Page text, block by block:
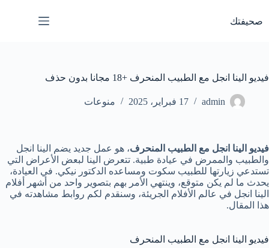
المحتوى
صحيفتك
فيديو الينا انجل مع الطبيب المنحرف +18 مجانا بدون حذف
admin 17 فبراير، 2025 منوعات
فيديو الينا انجل مع الطبيب المنحرف، هو عمل جديد يضم الينا انجل
والطبيب والممرض في عيادة طبية. تتعرض الينا لبعض الأعراض التي
تستدعي زيارتها للطبيب سكوت ومساعده الدكتور نيكي. في العيادة،
يحدث ما لم يكن متوقع، وينتهي الأمر بهم بتصوير واحد من أشهر أفلام
الينا انجل في عالم الأفلام الجريئة، وسنقدم لكم روابط مشاهدته في
هذا المقال.
فيديو الينا انجل مع الطبيب المنحرف